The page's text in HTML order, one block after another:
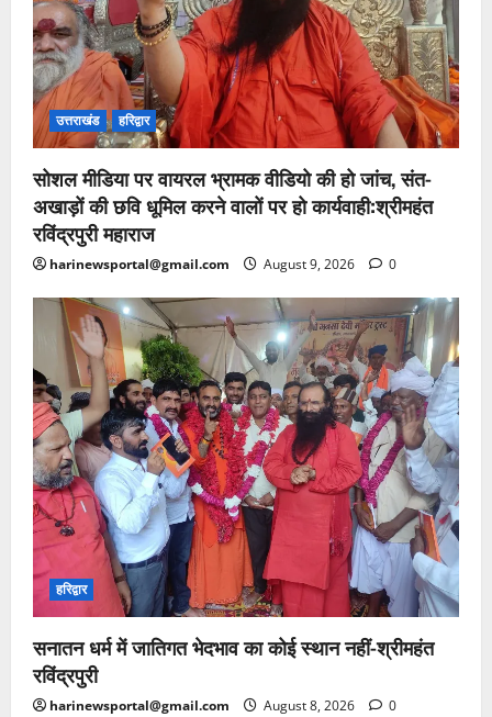
उत्तराखंड हरिद्वार
सोशल मीडिया पर वायरल भ्रामक वीडियो की हो जांच, संत-
अखाड़ों की छवि धूमिल करने वालों पर हो कार्यवाही:श्रीमहंत
रविंद्रपुरी महाराज
harinewsportal@gmail.com August 9, 2026 0
हरिद्वार
सनातन धर्म में जातिगत भेदभाव का कोई स्थान नहीं-श्रीमहंत
रविंद्रपुरी
harinewsportal@gmail.com August 8, 2026 0